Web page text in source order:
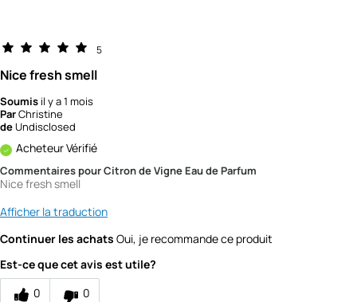
5
Nice fresh smell
Soumis il y a 1 mois
ParChristine
deUndisclosed
Acheteur Vérifié
Commentaires pour Citron de Vigne Eau de Parfum
Nice fresh smell
Afficher la traduction
Continuer les achats Oui, je recommande ce produit
Est-ce que cet avis est utile?
0
0